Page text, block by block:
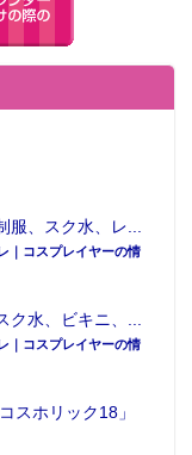
服、スク水、レ...
｜コスプレイヤーの情
ク水、ビキニ、...
｜コスプレイヤーの情
スホリック18」